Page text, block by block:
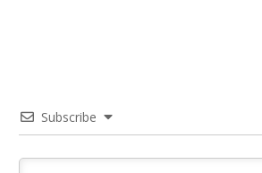
Subscribe